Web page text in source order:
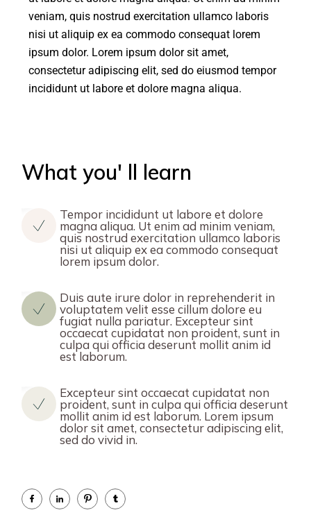
veniam, quis nostrud exercitation ullamco laboris
nisi ut aliquip ex ea commodo consequat lorem
ipsum dolor. Lorem ipsum dolor sit amet,
consectetur adipiscing elit, sed do eiusmod tempor
incididunt ut labore et dolore magna aliqua.
What you' ll learn
Tempor incididunt ut labore et dolore
magna aliqua. Ut enim ad minim veniam,
quis nostrud exercitation ullamco laboris
nisi ut aliquip ex ea commodo consequat
lorem ipsum dolor.
Duis aute irure dolor in reprehenderit in
voluptatem velit esse cillum dolore eu
fugiat nulla pariatur. Excepteur sint
occaecat cupidatat non proident, sunt in
culpa qui officia deserunt mollit anim id
est laborum.
Excepteur sint occaecat cupidatat non
proident, sunt in culpa qui officia deserunt
mollit anim id est laborum. Lorem ipsum
dolor sit amet, consectetur adipiscing elit,
sed do vivid in.